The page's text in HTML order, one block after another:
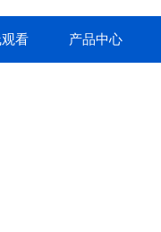
看 产品中心